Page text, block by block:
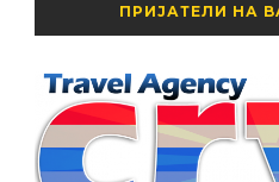
ПРИЈАТЕЛИ НА